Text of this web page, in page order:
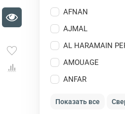
AFNAN
AJMAL
AL HARAMAIN
AMOUAGE
ANFAR
Показать все